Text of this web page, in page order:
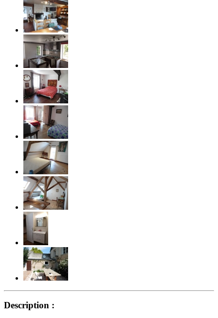
Description :